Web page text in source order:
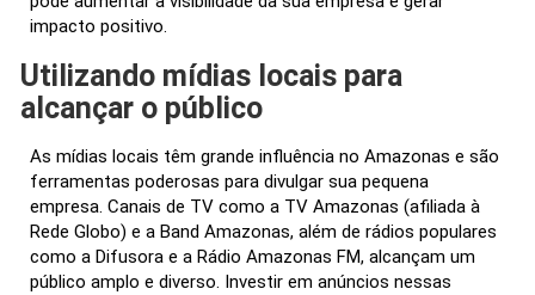
impacto positivo.
Utilizando mídias locais para
alcançar o público
As mídias locais têm grande influência no Amazonas e são
ferramentas poderosas para divulgar sua pequena
empresa. Canais de TV como a TV Amazonas (afiliada à
Rede Globo) e a Band Amazonas, além de rádios populares
como a Difusora e a Rádio Amazonas FM, alcançam um
público amplo e diverso. Investir em anúncios nessas